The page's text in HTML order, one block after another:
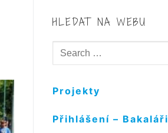
HLEDAT NA WEBU
Hledat:
Projekty
Přihlášení – Bakaláři